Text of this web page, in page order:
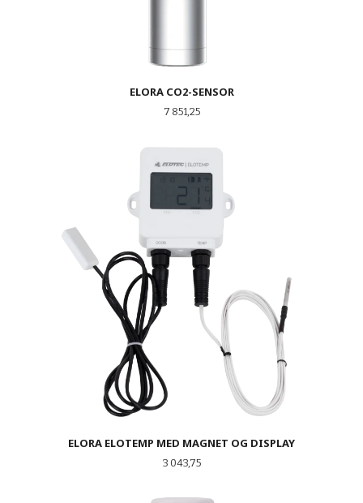
ELORA CO2-SENSOR
Pris
7 851,25
ELORA ELOTEMP MED MAGNET OG DISPLAY
Pris
3 043,75